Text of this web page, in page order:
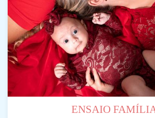
ENSAIO